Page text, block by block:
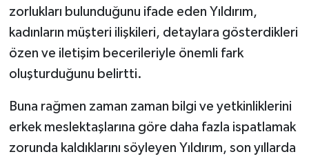
zorlukları bulunduğunu ifade eden Yıldırım,
kadınların müşteri ilişkileri, detaylara gösterdikleri
özen ve iletişim becerileriyle önemli fark
oluşturduğunu belirtti.
Buna rağmen zaman zaman bilgi ve yetkinliklerini
erkek meslektaşlarına göre daha fazla ispatlamak
zorunda kaldıklarını söyleyen Yıldırım, son yıllarda